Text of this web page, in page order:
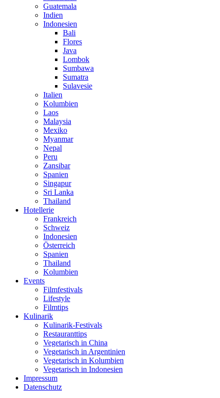
Guatemala
Indien
Indonesien
Bali
Flores
Java
Lombok
Sumbawa
Sumatra
Sulavesie
Italien
Kolumbien
Laos
Malaysia
Mexiko
Myanmar
Nepal
Peru
Zansibar
Spanien
Singapur
Sri Lanka
Thailand
Hotellerie
Frankreich
Schweiz
Indonesien
Österreich
Spanien
Thailand
Kolumbien
Events
Filmfestivals
Lifestyle
Filmtips
Kulinarik
Kulinarik-Festivals
Restauranttips
Vegetarisch in China
Vegetarisch in Argentinien
Vegetarisch in Kolumbien
Vegetarisch in Indonesien
Impressum
Datenschutz